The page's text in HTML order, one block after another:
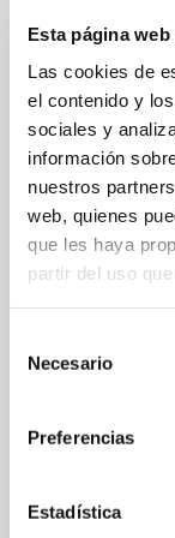
Esta página
Las cookies de
el contenido y
sociales y
información
nuestros
web, quienes
que les haya
partir del uso
Necesario
Preferencias
Estadística
PRINCIPIOS
7 formas de
y derivados
Centella Asiática
mejorando su
Ácido Hialurónico
Niacinamida
Provitamina B5
Ácido Láctico
INGREDIENTES
12 Dimethicone,
Propylene Glycol,